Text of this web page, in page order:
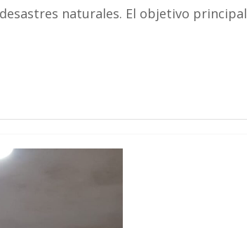
naturales. El objetivo principal